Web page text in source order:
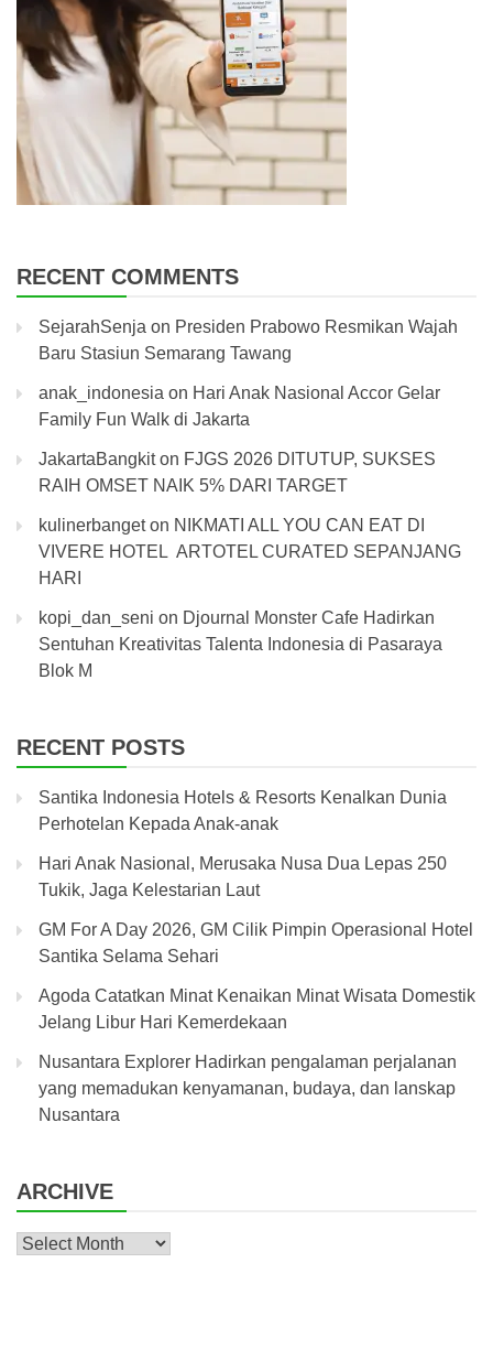
RECENT COMMENTS
SejarahSenja on Presiden Prabowo Resmikan Wajah
Baru Stasiun Semarang Tawang
anak_indonesia on Hari Anak Nasional Accor Gelar
Family Fun Walk di Jakarta
JakartaBangkiton FJGS 2026 DITUTUP, SUKSES
RAIH OMSET NAIK 5% DARI TARGET
kulinerbangeton NIKMATI ALL YOU CAN EAT DI
VIVERE HOTEL ARTOTEL CURATED SEPANJANG
HARI
kopi_dan_seni on Djournal Monster Cafe Hadirkan
Sentuhan Kreativitas Talenta Indonesia di Pasaraya
Blok M
RECENT POSTS
Santika Indonesia Hotels & Resorts Kenalkan Dunia
Perhotelan Kepada Anak-anak
Hari Anak Nasional, Merusaka Nusa Dua Lepas 250
Tukik, Jaga Kelestarian Laut
GM For A Day 2026, GM Cilik Pimpin Operasional Hotel
Santika Selama Sehari
Agoda Catatkan Minat Kenaikan Minat Wisata Domestik
Jelang Libur Hari Kemerdekaan
Nusantara Explorer Hadirkan pengalaman perjalanan
yang memadukan kenyamanan, budaya, dan lanskap
Nusantara
ARCHIVE
Archive